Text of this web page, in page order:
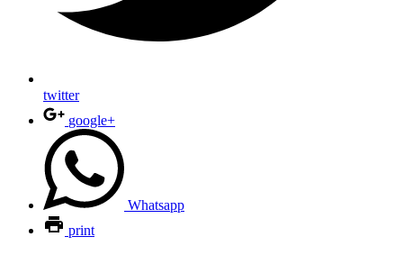
twitter
google+
Whatsapp
print